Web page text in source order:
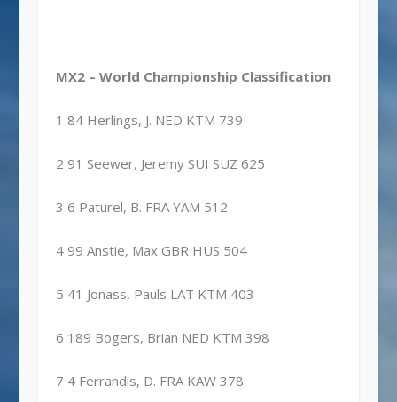
MX2 – World Championship Classification
1 84 Herlings, J. NED KTM 739
2 91 Seewer, Jeremy SUI SUZ 625
3 6 Paturel, B. FRA YAM 512
4 99 Anstie, Max GBR HUS 504
5 41 Jonass, Pauls LAT KTM 403
6 189 Bogers, Brian NED KTM 398
7 4 Ferrandis, D. FRA KAW 378